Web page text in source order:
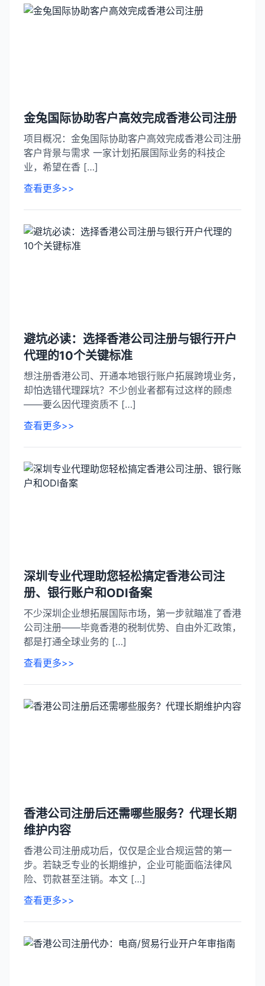
金兔国际协助客户高效完成香港公司注册​
项目概况：金兔国际协助客户高效完成香港公司注册​
​客户背景与需求​ 一家计划拓展国际业务的科技企
业，希望在香 […]
查看更多>>
避坑必读：选择香港公司注册与银行开户
代理的10个关键标准
想注册香港公司、开通本地银行账户拓展跨境业务，
却怕选错代理踩坑？不少创业者都有过这样的顾虑
——要么因代理资质不 […]
查看更多>>
深圳专业代理助您轻松搞定香港公司注
册、银行账户和ODI备案
不少深圳企业想拓展国际市场，第一步就瞄准了香港
公司注册——毕竟香港的税制优势、自由外汇政策，
都是打通全球业务的 […]
查看更多>>
香港公司注册后还需哪些服务？代理长期
维护内容
香港公司注册成功后，仅仅是企业合规运营的第一
步。若缺乏专业的长期维护，企业可能面临法律风
险、罚款甚至注销。本文 […]
查看更多>>